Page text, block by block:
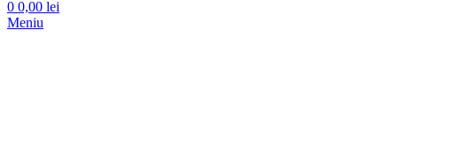
0 0,00 lei
Meniu